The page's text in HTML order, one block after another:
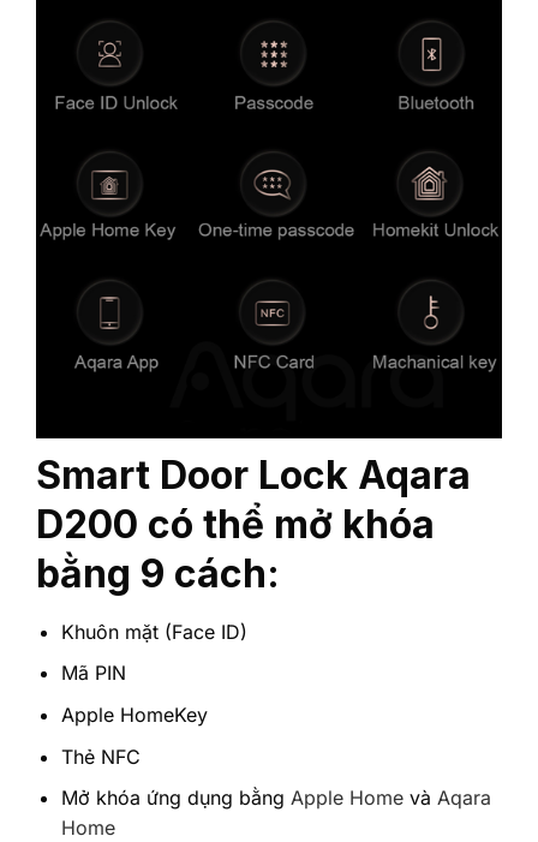
Smart Door Lock Aqara
D200 có thể mở khóa
bằng 9 cách:
Khuôn mặt (Face ID)
‎Mã PIN‎
‎Apple‎ HomeKey
‎Thẻ NFC‎
‎Mở khóa ứng dụng bằng Apple Homevà Aqara
Home‎